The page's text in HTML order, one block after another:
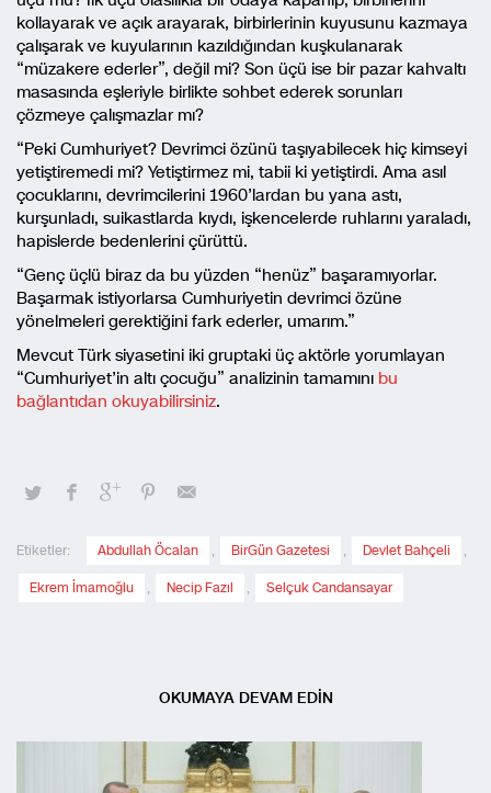
kollayarak ve açık arayarak, birbirlerinin kuyusunu kazmaya
çalışarak ve kuyularının kazıldığından kuşkulanarak
“müzakere ederler”, değil mi? Son üçü ise bir pazar kahvaltı
masasında eşleriyle birlikte sohbet ederek sorunları
çözmeye çalışmazlar mı?
“Peki Cumhuriyet? Devrimci özünü taşıyabilecek hiç kimseyi
yetiştiremedi mi? Yetiştirmez mi, tabii ki yetiştirdi. Ama asıl
çocuklarını, devrimcilerini 1960’lardan bu yana astı,
kurşunladı, suikastlarda kıydı, işkencelerde ruhlarını yaraladı,
hapislerde bedenlerini çürüttü.
“Genç üçlü biraz da bu yüzden “henüz” başaramıyorlar.
Başarmak istiyorlarsa Cumhuriyetin devrimci özüne
yönelmeleri gerektiğini fark ederler, umarım.”
Mevcut Türk siyasetini iki gruptaki üç aktörle yorumlayan
“Cumhuriyet’in altı çocuğu” analizinin tamamını bu
bağlantıdan okuyabilirsiniz.
Etiketler: Abdullah Öcalan , BirGün Gazetesi , Devlet Bahçeli ,
Ekrem İmamoğlu , Necip Fazıl , Selçuk Candansayar
OKUMAYA DEVAM EDİN